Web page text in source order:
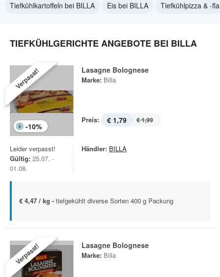
Tiefkühlkartoffeln bei BILLA
Eis bei BILLA Tiefkühlpizza & -
TIEFKÜHLGERICHTE ANGEBOTE BEI BILLA
Verpasst!
-10%
Lasagne Bolognese
Marke: Billa
Preis: € 1,79 € 1,99
Leider verpasst!
Gültig: 25.07. -
01.08.
Händler: BILLA
€ 4,47 / kg - tiefgekühlt diverse Sorten 400 g Packung
Verpasst! Lasagne Bolognese
Marke: Billa